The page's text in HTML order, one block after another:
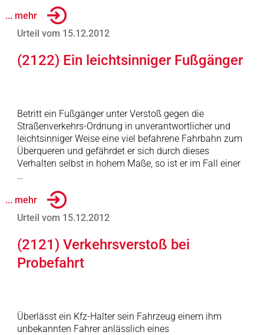
... mehr
Urteil vom 15.12.2012
(2122) Ein leichtsinniger Fußgänger
Betritt ein Fußgänger unter Verstoß gegen die
Straßenverkehrs-Ordnung in unverantwortlicher und
leichtsinniger Weise eine viel befahrene Fahrbahn zum
Überqueren und gefährdet er sich durch dieses
Verhalten selbst in hohem Maße, so ist er im Fall einer
…
... mehr
Urteil vom 15.12.2012
(2121) Verkehrsverstoß bei
Probefahrt
Überlässt ein Kfz-Halter sein Fahrzeug einem ihm
unbekannten Fahrer anlässlich eines